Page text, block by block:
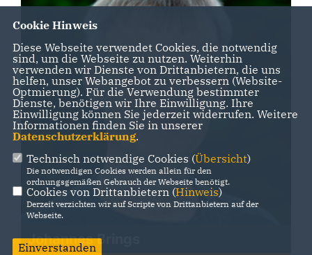
Johannes Brings
Cookie Hinweis
Diese Webseite verwendet Cookies, die notwendig
sind, um die Webseite zu nutzen. Weiterhin
verwenden wir Dienste von Drittanbietern, die uns
helfen, unser Webangebot zu verbessern (Website-
Optmierung). Für die Verwendung bestimmter
Dienste, benötigen wir Ihre Einwilligung. Ihre
Einwilligung können Sie jederzeit widerrufen. Weitere
Informationen finden Sie in unserer
Datenschutzerklärung.
Technisch notwendige Cookies (Übersicht)
Die notwendigen Cookies werden allein für den
ordnungsgemäßen Gebrauch der Webseite benötigt.
Cookies von Drittanbietern (Hinweis)
Derzeit verzichten wir auf Scripte von Drittanbietern auf der
Webseite.
Einverstanden